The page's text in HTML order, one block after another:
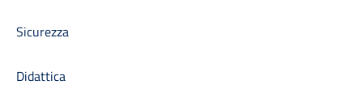
Sicurezza
Didattica